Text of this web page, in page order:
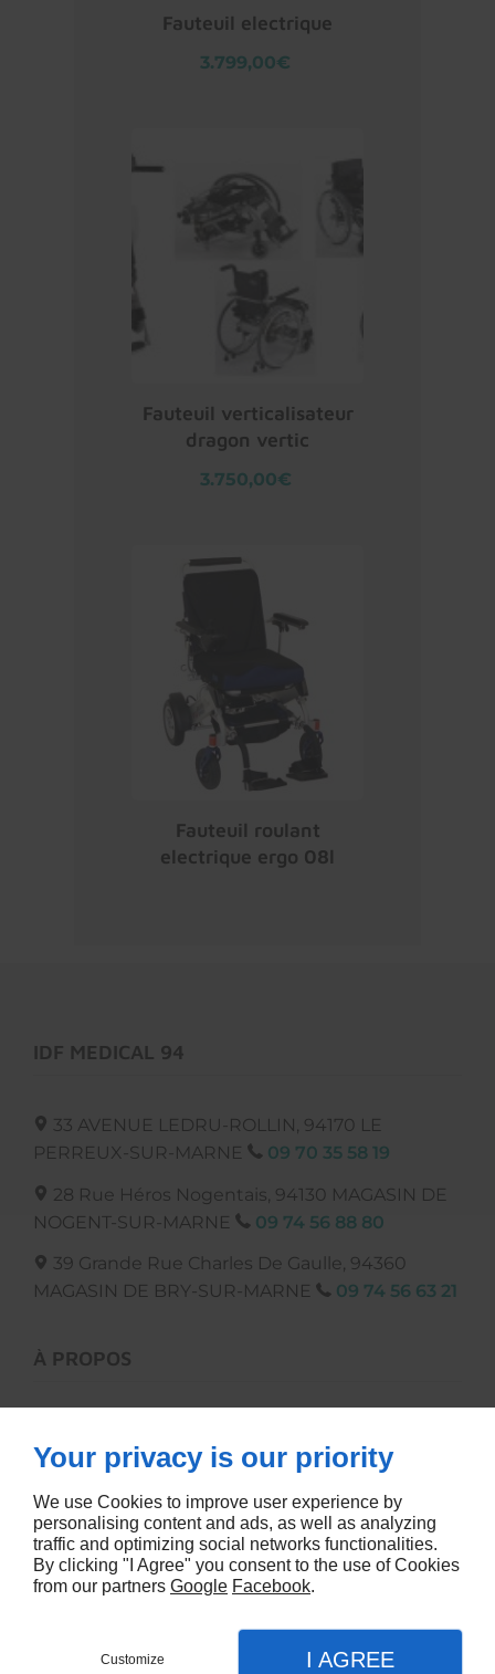
Fauteuil electrique
3.799,00€
Fauteuil verticalisateur
dragon vertic
3.750,00€
Fauteuil roulant
electrique ergo 08l
IDF MEDICAL 94
33 AVENUE LEDRU-ROLLIN, 94170 LE
PERREUX-SUR-MARNE
09 70 35 58 19
28 Rue Héros Nogentais, 94130 MAGASIN DE
NOGENT-SUR-MARNE
09 74 56 88 80
39 Grande Rue Charles De Gaulle, 94360
MAGASIN DE BRY-SUR-MARNE
09 74 56 63 21
À PROPOS
Contactez-nous
Plan du site
Your privacy is our priority
We use Cookies to improve user experience by
personalising content and ads, as well as analyzing
traffic and optimizing social networks functionalities.
By clicking "I Agree" you consent to the use of Cookies
from our partners Google Facebook.
Customize I AGREE